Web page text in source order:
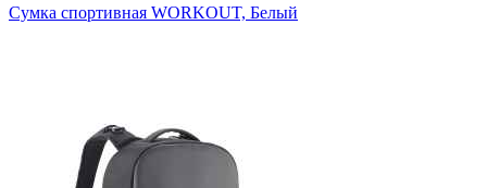
Сумка спортивная WORKOUT, Белый